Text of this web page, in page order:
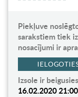
Piekļuve
sarakstiem tiek
nosacījumi ir
Izsole ir
16.02.2020